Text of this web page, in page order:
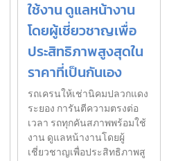
ใช้งาน ดูแลหน้างาน
โดยผู้เชี่ยวชาญเพื่อ
ประสิทธิภาพสูงสุดใน
ราคาที่เป็นกันเอง
รถเครนให้เช่านิคมปลวกแดง
ระยอง การันตีความตรงต่อ
เวลา รถทุกคันสภาพพร้อมใช้
งาน ดูแลหน้างานโดยผู้
เชี่ยวชาญเพื่อประสิทธิภาพสู